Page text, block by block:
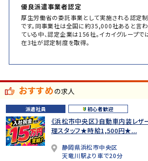
優良派遣事業者認定
厚生労働省の委託事業として実施される認定
です。同事業社は全国に約35,000社あると言
ている中、認定企業は156社。イカイグループで
在3社が認定制度を取得。
おすすめの求人
派遣社員 初心者歓迎
《浜松市中央区》自動車内装レザ
理スタッフ★時給1,500円★...
静岡県浜松市中央区
天竜川駅より車で20分